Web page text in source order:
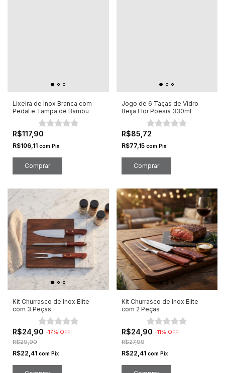
Lixeira de Inox Branca com
Pedal e Tampa de Bambu
R$117,90
R$106,11 com Pix
Comprar
Jogo de 6 Taças de Vidro
Beija Flor Poesia 330ml
R$85,72
R$77,15 com Pix
Kit Churrasco de Inox Elite
com 3 Peças
R$24,90 -17% OFF
R$29,90
R$22,41 com Pix
Kit Churrasco de Inox Elite
com 2 Peças
R$24,90 -11% OFF
R$27,99
R$22,41 com Pix